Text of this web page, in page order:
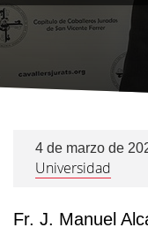
4 de marzo de
Universidad
Fr. J. Manuel